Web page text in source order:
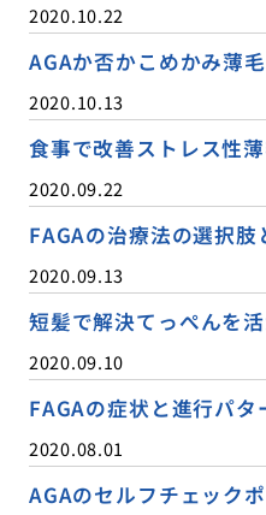
2020.10.22
AGAか否かこめかみ薄
2020.10.13
食事で改善ストレス性
2020.09.22
FAGAの治療法の選択肢
2020.09.13
短髪で解決てっぺんを
2020.09.10
FAGAの症状と進行パタ
2020.08.01
AGAのセルフチェック